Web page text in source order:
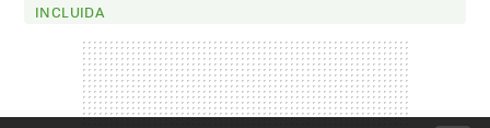
INCLUIDA